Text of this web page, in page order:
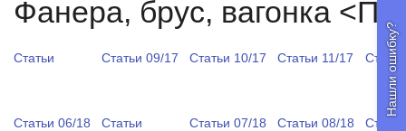
Фанера, брус, вагонка
Статьи Статьи 09/17 Статьи 10/17 Статьи 11/17
Статьи 06/18
Статьи
Статьи 07/18 Статьи 08/18
Нашли ошибку?